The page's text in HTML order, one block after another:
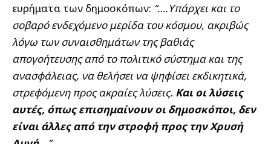
ευρήματα των δημοσκόπων: “….Υπάρχει και το
σοβαρό ενδεχόμενο μερίδα του κόσμου, ακριβώς
λόγω των συναισθημάτων της βαθιάς
απογοήτευσης από το πολιτικό σύστημα και της
ανασφάλειας, να θελήσει να ψηφίσει εκδικητικά,
στρεφόμενη προς ακραίες λύσεις. Και οι λύσεις
αυτές, όπως επισημαίνουν οι δημοσκόποι, δεν
είναι άλλες από την στροφή προς την Χρυσή